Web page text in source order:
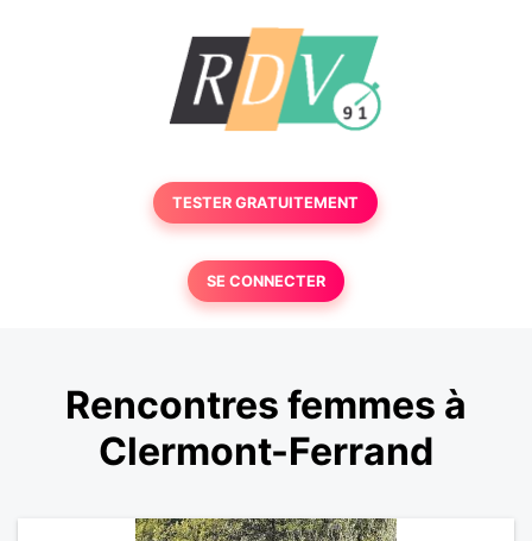
TESTER GRATUITEMENT
SE CONNECTER
Rencontres femmes à
Clermont-Ferrand